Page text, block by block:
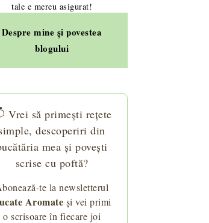
tale e mereu asigurat!
Despre mine și povestea
blogului
Vrei să primești rețete
descoperiri din
mea și povești
scrise cu poftă?
te la newsletterul
Aromate și vei primi
o scrisoare în fiecare joi